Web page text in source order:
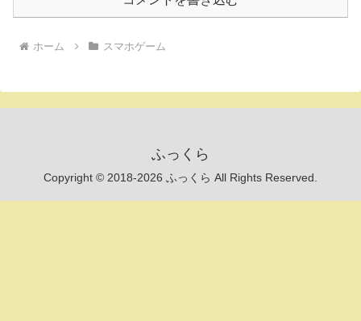
ホーム スマホゲーム
ふっくら
Copyright © 2018-2026 ふっくら All Rights Reserved.